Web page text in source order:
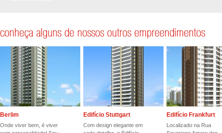
Berlim
Onde viver bem, é viver
Edifício Stuttgart
Com design elegante em
Edifício Frankfurt
Localizado na Rua